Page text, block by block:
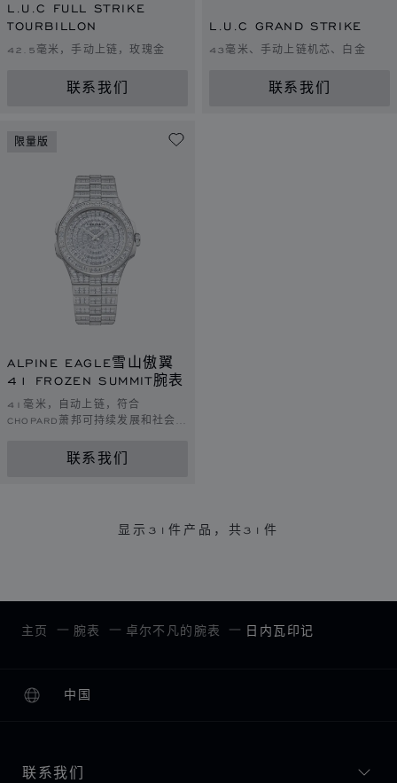
L.U.C FULL STRIKE
TOURBILLON
42.5毫米，手动上链，玫瑰金
联系我们
L.U.C GRAND STRIKE
43毫米、手动上链机芯、白金
联系我们
限量版
ALPINE EAGLE雪山傲翼
41 FROZEN SUMMIT腕表
41毫米，自动上链，符合
CHOPARD萧邦可持续发展和社会责
联系我们
显示 31件产品，共31件
主页 腕表 卓尔不凡的腕表 日内瓦印记
中国
本地化（更改国家/地区）
更改国家/地区
联系我们